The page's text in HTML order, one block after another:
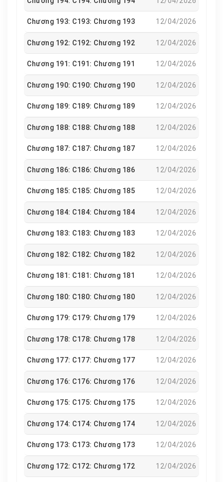
Chương 193: C193: Chương 193 12/04/2026
Chương 192: C192: Chương 192 12/04/2026
Chương 191: C191: Chương 191 12/04/2026
Chương 190: C190: Chương 190 12/04/2026
Chương 189: C189: Chương 189 12/04/2026
Chương 188: C188: Chương 188 12/04/2026
Chương 187: C187: Chương 187 12/04/2026
Chương 186: C186: Chương 186 12/04/2026
Chương 185: C185: Chương 185 12/04/2026
Chương 184: C184: Chương 184 12/04/2026
Chương 183: C183: Chương 183 12/04/2026
Chương 182: C182: Chương 182 12/04/2026
Chương 181: C181: Chương 181 12/04/2026
Chương 180: C180: Chương 180 12/04/2026
Chương 179: C179: Chương 179 12/04/2026
Chương 178: C178: Chương 178 12/04/2026
Chương 177: C177: Chương 177 12/04/2026
Chương 176: C176: Chương 176 12/04/2026
Chương 175: C175: Chương 175 12/04/2026
Chương 174: C174: Chương 174 12/04/2026
Chương 173: C173: Chương 173 12/04/2026
Chương 172: C172: Chương 172 12/04/2026